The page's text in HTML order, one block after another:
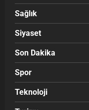
Sağlık
Siyaset
Son Dakika
Spor
Teknoloji